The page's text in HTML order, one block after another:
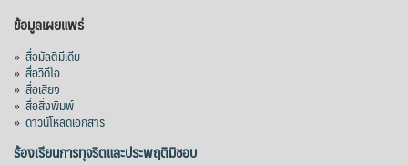
ข้อมูลเผยแพร่
» สื่อมัลติมีเดีย
» สื่อวิดีโอ
» สื่อเสียง
» สื่อสิ่งพิมพ์
» ดาวน์โหลดเอกสาร
ร้องเรียนการทุจริตและประพฤติมิชอบ